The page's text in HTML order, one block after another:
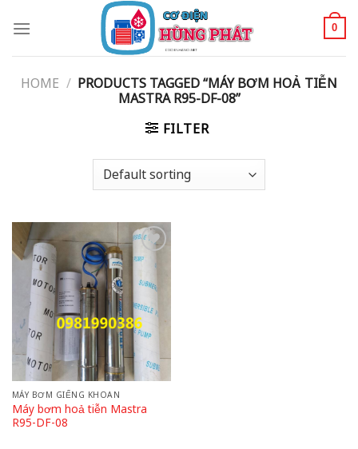
0
HOME / PRODUCTS TAGGED “MÁY BƠM HOẢ TIỄN
MASTRA R95-DF-08”
FILTER
Add to
MÁY BƠM GIẾNG KHOAN
Máy bơm hoả tiễn Mastra
R95-DF-08